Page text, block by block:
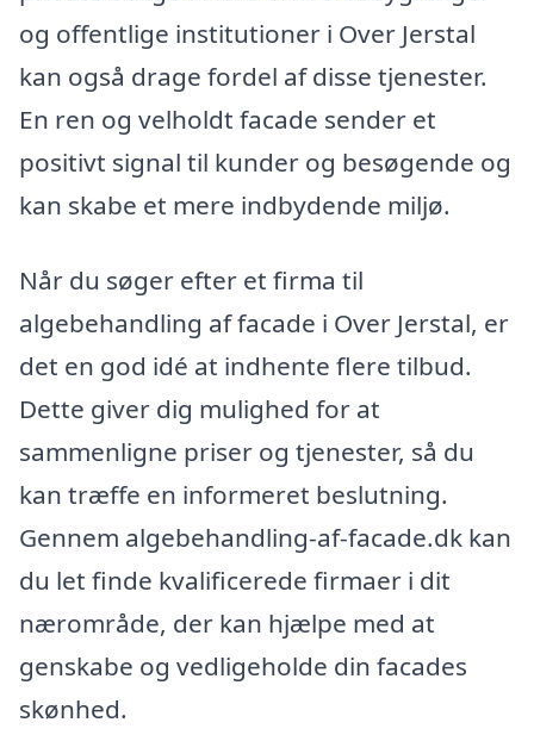
og offentlige institutioner i Over Jerstal
kan også drage fordel af disse tjenester.
En ren og velholdt facade sender et
positivt signal til kunder og besøgende og
kan skabe et mere indbydende miljø.
Når du søger efter et firma til
algebehandling af facade i Over Jerstal, er
det en god idé at indhente flere tilbud.
Dette giver dig mulighed for at
sammenligne priser og tjenester, så du
kan træffe en informeret beslutning.
Gennem algebehandling-af-facade.dk kan
du let finde kvalificerede firmaer i dit
nærområde, der kan hjælpe med at
genskabe og vedligeholde din facades
skønhed.